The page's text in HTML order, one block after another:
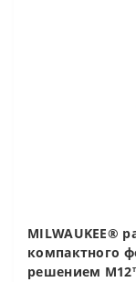
MILWAUKEE®
компактного
решением